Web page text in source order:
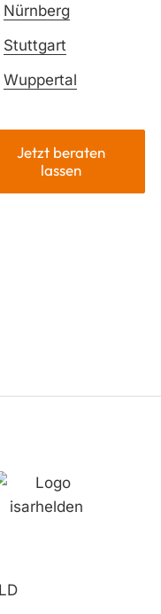
Nürnberg
Stuttgart
Wuppertal
Jetzt beraten
lassen